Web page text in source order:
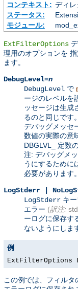
コンテキスト: ディレ
ステータス:
モジュール:
ExtFilterOptions
理用のオプションを 指
ます。
DebugLevel=n
DebugLevel で
ージのレベルを
ッセージは生成
るのと同じです
デバッグメッセ
数値の実際の意
DBGLVL_ 定数
注: デバッグメ
うにするために
必要があります。
LogStderr |
LogStderr キ
エラー (訳注:
ーログに保存す
ないようにしま
例
ExtFilterOptions
この例では、フィル